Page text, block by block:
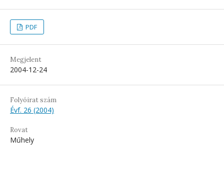
PDF
Megjelent
2004-12-24
Folyóirat szám
Évf. 26 (2004)
Rovat
Műhely